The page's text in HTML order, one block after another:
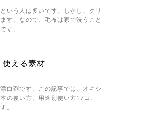
いう人は多いです。しかし、クリ
す。なので、毛布は家で洗うこと
す。
える素材
白剤です。この記事では、オキシ
の使い方、用途別使い方17コ、
。